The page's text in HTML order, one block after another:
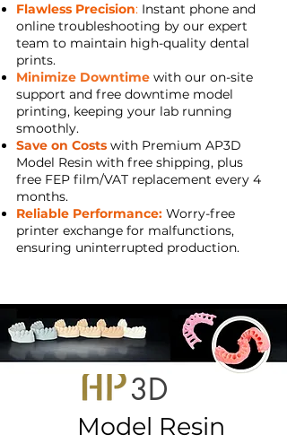
Flawless Precision: Instant phone and
online troubleshooting by our expert
team to maintain high-quality dental
prints.
Minimize Downtime with our on-site
support and free downtime model
printing, keeping your lab running
smoothly.
Save on Costs with Premium AP3D
Model Resin with free shipping, plus
free FEP film/VAT replacement every 4
months.
Reliable Performance: Worry-free
printer exchange for malfunctions,
ensuring uninterrupted production.
Más información >
3D
Model Resin